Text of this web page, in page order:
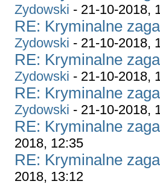
Zydowski - 21-10-2018,
RE: Kryminalne
Zydowski - 21-10-2018,
RE: Kryminalne
Zydowski - 21-10-2018,
RE: Kryminalne
Zydowski - 21-10-2018,
RE: Kryminalne
2018, 12:35
RE: Kryminalne
2018, 13:12